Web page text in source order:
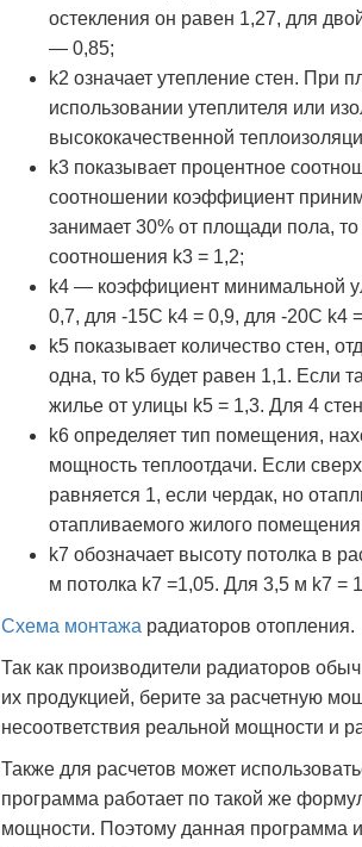
остекления он равен 1,27, для
— 0,85;
k2 означает утепление стен. При
использовании утеплителя или
высококачественной
k3 показывает процентное
соотношении коэффициент
занимает 30% от площади пола,
соотношения k3 = 1,2;
k4 — коэффициент минимальной
0,7, для -15С k4 = 0,9, для -20С k4
k5 показывает количество стен,
одна, то k5 будет равен 1,1. Если
жилье от улицы k5 = 1,3. Для 4
k6 определяет тип помещения,
мощность теплоотдачи. Если
равняется 1, если чердак, но
отапливаемого жилого
k7 обозначает высоту потолка в
м потолка k7 =1,05. Для 3,5 м k7 =
Схема монтажа радиаторов отопления.
Так как производители радиаторов
их продукцией, берите за расчетную
несоответствия реальной мощности и
Также для расчетов может
программа работает по такой же
мощности. Поэтому данная программа